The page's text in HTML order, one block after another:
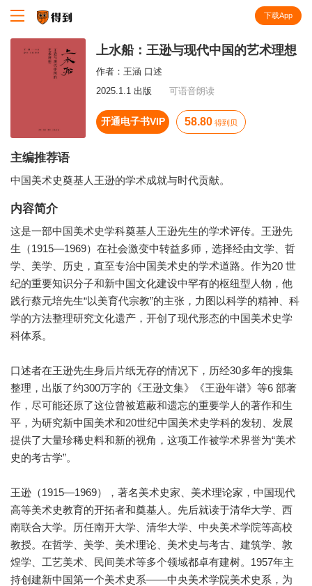
下载App
上水船：王逊与现代中国的艺术理想
作者： 王涵 口述
2025.1.1 出版
可语音朗读
开通电子书VIP 58.80 得到贝
主编推荐语
中国美术史奠基人王逊的学术成就与时代贡献。
内容简介
这是一部中国美术史学科奠基人王逊先生的学术评传。王逊先
生（1915—1969）在社会激变中转益多师，选择经由文学、哲
学、美学、历史，直至专治中国美术史的学术道路。作为20 世
纪的重要知识分子和新中国文化建设中罕有的枢纽型人物，他
践行蔡元培先生“以美育代宗教”的主张，力图以科学的精神、科
学的方法整理研究文化遗产，开创了现代形态的中国美术史学
科体系。
口述者在王逊先生身后片纸无存的情况下，历经30多年的搜集
整理，出版了约300万字的《王逊文集》《王逊年谱》等6 部著
作，尽可能还原了这位曾被遮蔽和遗忘的重要学人的著作和生
平，为研究新中国美术和20世纪中国美术史学科的发轫、发展
提供了大量珍稀史料和新的视角，这项工作被学术界誉为“美术
史的考古学”。
王逊（1915—1969），著名美术史家、美术理论家，中国现代
高等美术史教育的开拓者和奠基人。先后就读于清华大学、西
南联合大学。历任南开大学、清华大学、中央美术学院等高校
教授。在哲学、美学、美术理论、美术史与考古、建筑学、敦
煌学、工艺美术、民间美术等多个领域都卓有建树。1957年主
持创建新中国第一个美术史系——中央美术学院美术史系，为